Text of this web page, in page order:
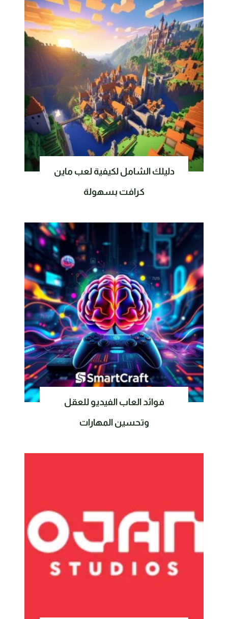
دليلك الشامل لكيفية لعب ماين
كرافت بسهولة
فوائد العاب الفيديو للعقل
وتحسين المهارات